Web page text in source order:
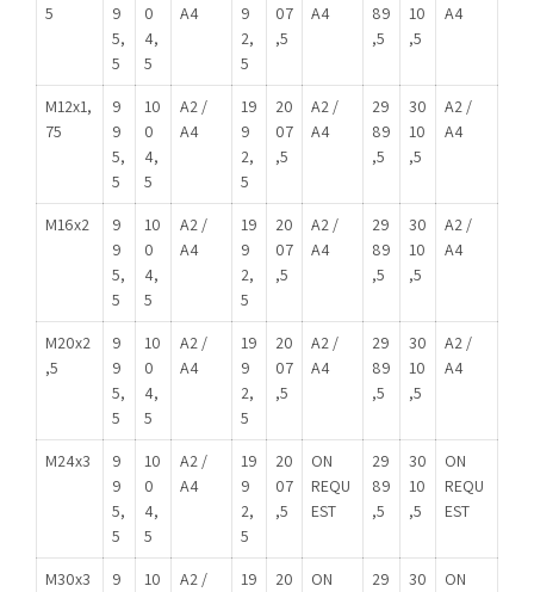
5
9
5,
5
0
4,
5
A4
9
2,
5
07
,5
A4
89
,5
10
,5
A4
M12x1,
75
9
9
5,
5
10
0
4,
5
A2 /
A4
19
9
2,
5
20
07
,5
A2 /
A4
29
89
,5
30
10
,5
A2 /
A4
M16x2
9
9
5,
5
10
0
4,
5
A2 /
A4
19
9
2,
5
20
07
,5
A2 /
A4
29
89
,5
30
10
,5
A2 /
A4
M20x2
,5
9
9
5,
5
10
0
4,
5
A2 /
A4
19
9
2,
5
20
07
,5
A2 /
A4
29
89
,5
30
10
,5
A2 /
A4
M24x3
9
9
5,
5
10
0
4,
5
A2 /
A4
19
9
2,
5
20
07
,5
ON
REQU
EST
29
89
,5
30
10
,5
ON
REQU
EST
M30x3
9
10
A2 /
19
20
ON
29
30
ON